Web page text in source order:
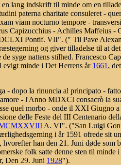
lang indskrift til minde om en
paterna charitate consuleret -
viam nocturno tempore -
Capizucchius - Achilles Maffeius -
Pontif. VII". (" Til Pave
og giver tilladelse til at
syge nattens stilhed. Francesco
evigt minde i Det Herrens år 1661 ,
- dopo la rinuncia al principato -
- l'Anno MDXCI consacrò la
quel morbo - onde il XXI Giugno
delle Feste del III Centenario
A. VI". ("San Luigi
i år 1591 ofrede sit
han den 21. Juni døde som
folk satte denne sten til minde
Den 29. Juni 1928").